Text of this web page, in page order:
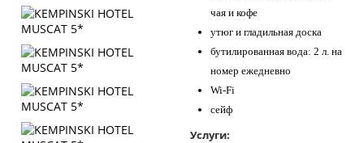
чая и кофе
утюг и гладильная доска
бутилированная вода: 2 л. на
номер ежедневно
Wi-Fi
сейф
Услуги: